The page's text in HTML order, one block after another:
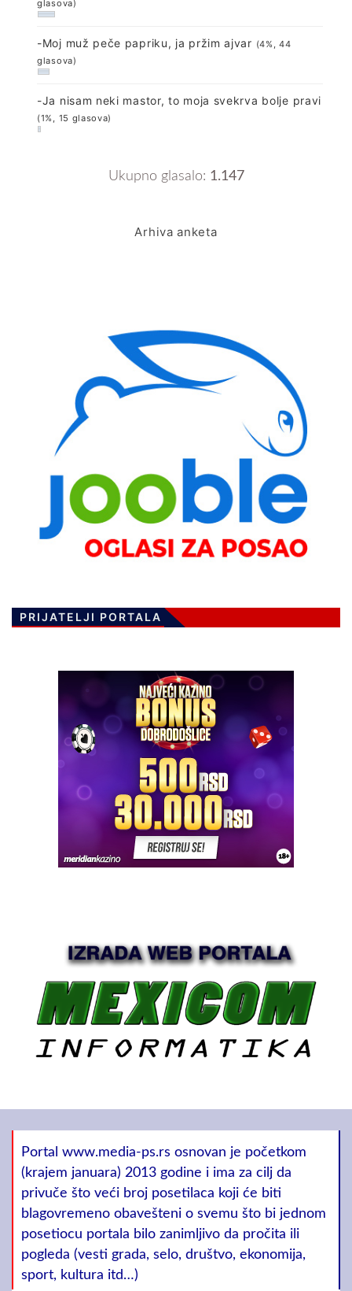
glasova)
-Moj muž peče papriku, ja pržim ajvar (4%, 44
glasova)
-Ja nisam neki mastor, to moja svekrva bolje pravi
(1%, 15 glasova)
Ukupno glasalo: 1.147
Arhiva anketa
PRIJATELJI PORTALA
Portal www.media-ps.rs osnovan je početkom
(krajem januara) 2013 godine i ima za cilj da
privuče što veći broj posetilaca koji će biti
blagovremeno obavešteni o svemu što bi jednom
posetiocu portala bilo zanimljivo da pročita ili
pogleda (vesti grada, selo, društvo, ekonomija,
sport, kultura itd…)